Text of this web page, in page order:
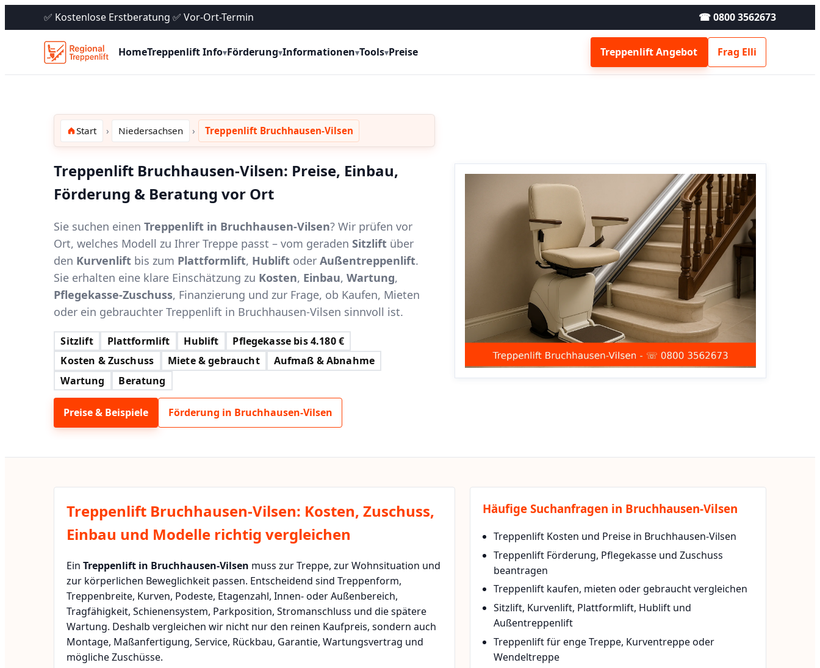
✅ Kostenlose Erstberatung ✅ Vor-Ort-Termin ☎ 0800 3562673
HomeTreppenlift Info▾Förderung▾Informationen▾Tools▾Preise Treppenlift Angebot Frag Elli
Start Niedersachsen Treppenlift Bruchhausen-Vilsen
Treppenlift Bruchhausen-Vilsen: Preise, Einbau,
Förderung & Beratung vor Ort
Sie suchen einen Treppenlift in Bruchhausen-Vilsen? Wir prüfen vor
Ort, welches Modell zu Ihrer Treppe passt – vom geraden Sitzlift über
den Kurvenlift bis zum Plattformlift, Hublift oder Außentreppenlift.
Sie erhalten eine klare Einschätzung zu Kosten, Einbau, Wartung,
Pflegekasse-Zuschuss, Finanzierung und zur Frage, ob Kaufen, Mieten
oder ein gebrauchter Treppenlift in Bruchhausen-Vilsen sinnvoll ist.
Sitzlift Plattformlift Hublift
Pflegekasse bis 4.180 €
Kosten & Zuschuss
Miete & gebraucht
Aufmaß & Abnahme
Wartung
Beratung
Preise & Beispiele Förderung in Bruchhausen-Vilsen
Treppenlift Bruchhausen-Vilsen: Kosten, Zuschuss,
Einbau und Modelle richtig vergleichen
Ein Treppenlift in Bruchhausen-Vilsen muss zur Treppe, zur Wohnsituation und
zur körperlichen Beweglichkeit passen. Entscheidend sind Treppenform,
Treppenbreite, Kurven, Podeste, Etagenzahl, Innen- oder Außenbereich,
Tragfähigkeit, Schienensystem, Parkposition, Stromanschluss und die spätere
Wartung. Deshalb vergleichen wir nicht nur den reinen Kaufpreis, sondern auch
Montage, Maßanfertigung, Service, Rückbau, Garantie, Wartungsvertrag und
mögliche Zuschüsse.
Häufige Suchanfragen in Bruchhausen-Vilsen
Treppenlift Kosten und Preise in Bruchhausen-Vilsen
Treppenlift Förderung, Pflegekasse und Zuschuss
beantragen
Treppenlift kaufen, mieten oder gebraucht vergleichen
Sitzlift, Kurvenlift, Plattformlift, Hublift und
Außentreppenlift
Treppenlift für enge Treppe, Kurventreppe oder
Wendeltreppe